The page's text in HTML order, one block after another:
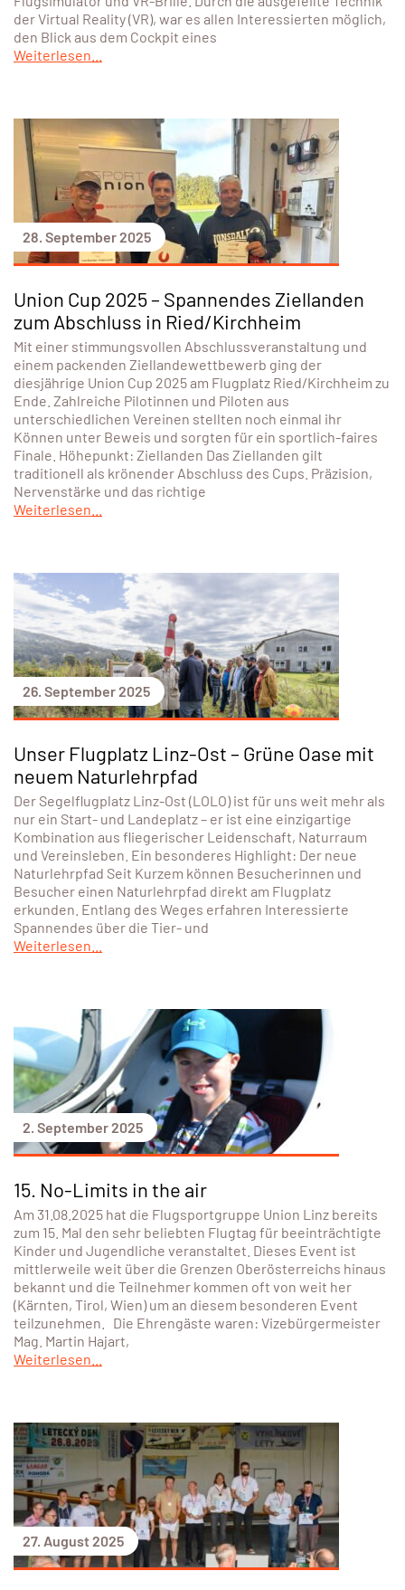
der Virtual Reality (VR), war es allen Interessierten möglich,
den Blick aus dem Cockpit eines
Weiterlesen...
28. September 2025
Union Cup 2025 – Spannendes Ziellanden
zum Abschluss in Ried/Kirchheim
Mit einer stimmungsvollen Abschlussveranstaltung und
einem packenden Ziellandewettbewerb ging der
diesjährige Union Cup 2025 am Flugplatz Ried/Kirchheim zu
Ende. Zahlreiche Pilotinnen und Piloten aus
unterschiedlichen Vereinen stellten noch einmal ihr
Können unter Beweis und sorgten für ein sportlich-faires
Finale. Höhepunkt: Ziellanden Das Ziellanden gilt
traditionell als krönender Abschluss des Cups. Präzision,
Nervenstärke und das richtige
Weiterlesen...
26. September 2025
Unser Flugplatz Linz-Ost – Grüne Oase mit
neuem Naturlehrpfad
Der Segelflugplatz Linz-Ost (LOLO) ist für uns weit mehr als
nur ein Start- und Landeplatz – er ist eine einzigartige
Kombination aus fliegerischer Leidenschaft, Naturraum
und Vereinsleben. Ein besonderes Highlight: Der neue
Naturlehrpfad Seit Kurzem können Besucherinnen und
Besucher einen Naturlehrpfad direkt am Flugplatz
erkunden. Entlang des Weges erfahren Interessierte
Spannendes über die Tier- und
Weiterlesen...
2. September 2025
15. No-Limits in the air
Am 31.08.2025 hat die Flugsportgruppe Union Linz bereits
zum 15. Mal den sehr beliebten Flugtag für beeinträchtigte
Kinder und Jugendliche veranstaltet. Dieses Event ist
mittlerweile weit über die Grenzen Oberösterreichs hinaus
bekannt und die Teilnehmer kommen oft von weit her
(Kärnten, Tirol, Wien) um an diesem besonderen Event
teilzunehmen. Die Ehrengäste waren: Vizebürgermeister
Mag. Martin Hajart,
Weiterlesen...
27. August 2025